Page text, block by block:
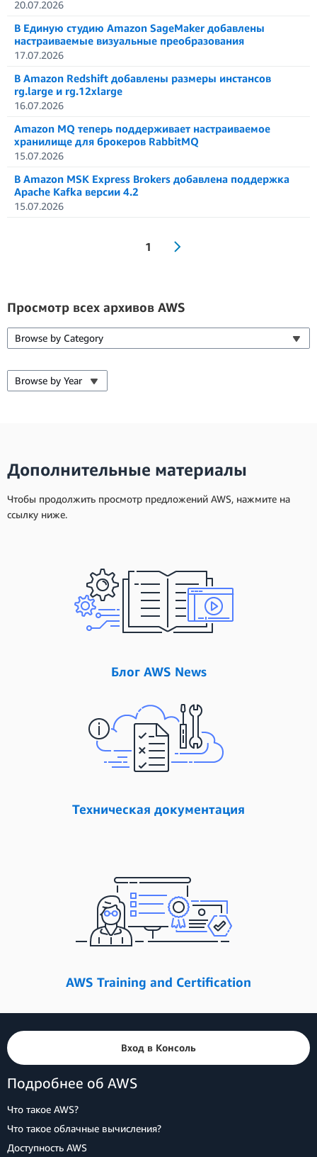
20.07.2026
В Единую студию Amazon SageMaker добавлены
настраиваемые визуальные преобразования
17.07.2026
В Amazon Redshift добавлены размеры инстансов
rg.large и rg.12xlarge
16.07.2026
Amazon MQ теперь поддерживает настраиваемое
хранилище для брокеров RabbitMQ
15.07.2026
В Amazon MSK Express Brokers добавлена поддержка
Apache Kafka версии 4.2
15.07.2026
1
Просмотр всех архивов AWS
Browse by Category
Browse by Year
Дополнительные материалы
Чтобы продолжить просмотр предложений AWS, нажмите на
ссылку ниже.
Блог AWS News
Техническая документация
AWS Training and Certification
Вход в Консоль
Подробнее об AWS
Что такое AWS?
Что такое облачные вычисления?
Доступность AWS